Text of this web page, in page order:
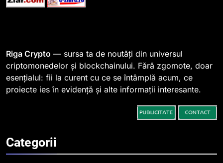
spre o depășire a pragului de
0,000005 dolari
STIRI
2
Regulamentul MiCA privind
serviciile crypto, obligatoriu de
la 1 iulie în România
3
Pariuri cu plata în crypto:
Riga Crypto — sursa ta de noutăți din universul
criptomonedelor și blockchainului. Fără zgomote, doar
esențialul: fii la curent cu ce se întâmplă acum, ce
proiecte ies în evidență și alte informații interesante.
Categorii